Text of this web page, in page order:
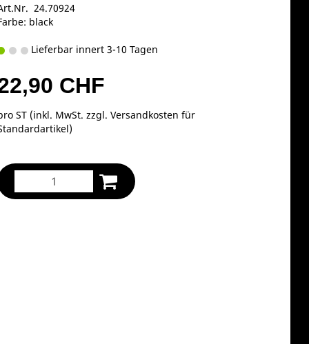
24.70924
black
Lieferbar innert 3-10 Tagen
CHF
ST (inkl. MwSt. zzgl.Versandkosten für
)